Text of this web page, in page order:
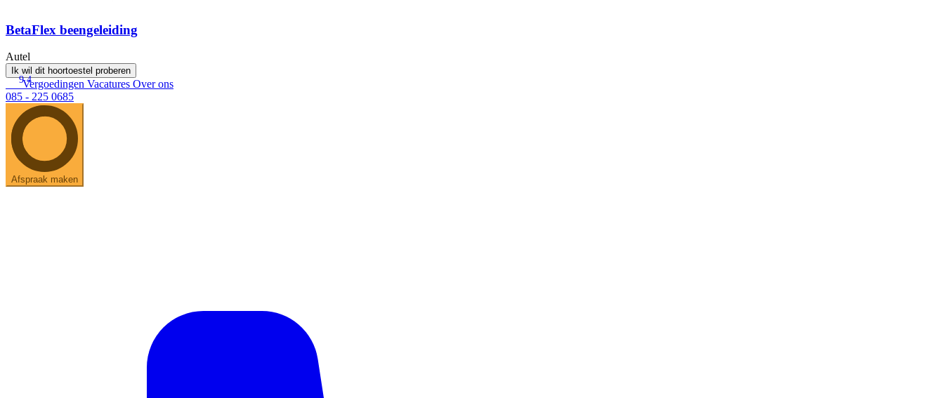
BetaFlex beengeleiding
Autel
Ik wil dit hoortoestel proberen
9.4
Vergoedingen Vacatures Over ons
085 - 225 0685
Afspraak maken